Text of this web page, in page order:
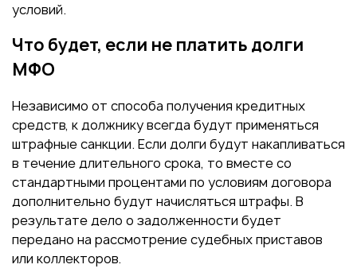
условий.
Что будет, если не платить долги
МФО
Независимо от способа получения кредитных
средств, к должнику всегда будут применяться
штрафные санкции. Если долги будут накапливаться
в течение длительного срока, то вместе со
стандартными процентами по условиям договора
дополнительно будут начисляться штрафы. В
результате дело о задолженности будет
передано на рассмотрение судебных приставов
или коллекторов.